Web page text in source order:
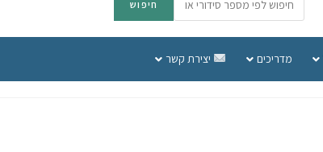
מדריכים יצירת קשר